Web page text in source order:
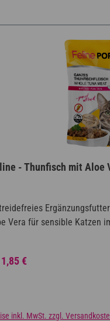
- Thunfisch mit Aloe
Vera für sensible Katzen
Preis:
1,85 €
inkl. MwSt. zzgl.